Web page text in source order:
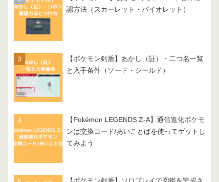
認方法（スカーレット・バイオレット）
【ポケモン剣盾】あかし（証）・二つ名一覧
と入手条件（ソード・シールド）
【Pokémon LEGENDS Z-A】通信進化ポケモ
ンは交換コード/あいことばを使ってゲットし
てみよう